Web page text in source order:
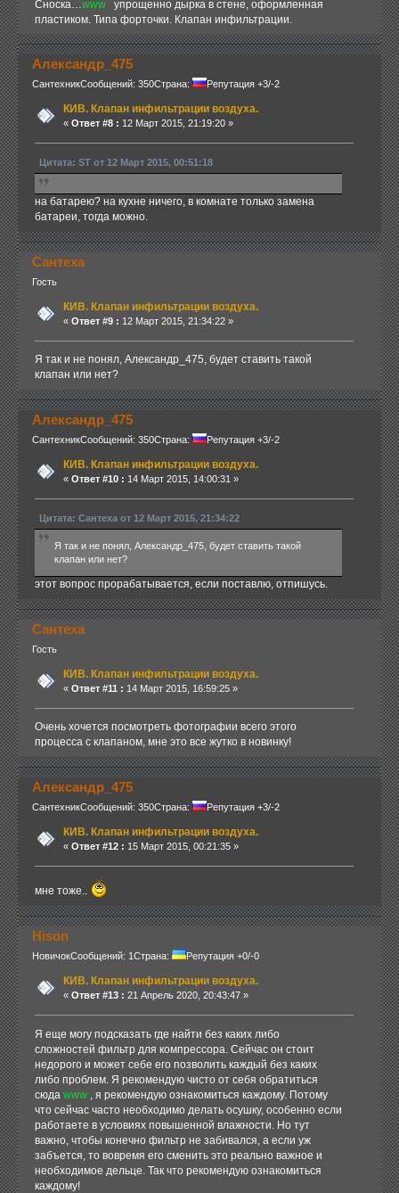
Сноска… wwwупрощенно дырка в стене, оформленная
пластиком. Типа форточки. Клапан инфильтрации.
Александр_475
СантехникСообщений: 350Страна: Репутация +3/-2
КИВ. Клапан инфильтрации воздуха.
« Ответ #8 : 12 Март 2015, 21:19:20 »
Цитата: ST от 12 Март 2015, 00:51:18
на батарею? на кухне ничего, в комнате только замена
батареи, тогда можно.
Сантеха
Гость
КИВ. Клапан инфильтрации воздуха.
« Ответ #9 : 12 Март 2015, 21:34:22 »
Я так и не понял, Александр_475, будет ставить такой
клапан или нет?
Александр_475
СантехникСообщений: 350Страна: Репутация +3/-2
КИВ. Клапан инфильтрации воздуха.
« Ответ #10 : 14 Март 2015, 14:00:31 »
Цитата: Сантеха от 12 Март 2015, 21:34:22
Я так и не понял, Александр_475, будет ставить такой
клапан или нет?
этот вопрос прорабатывается, если поставлю, отпишусь.
Сантеха
Гость
КИВ. Клапан инфильтрации воздуха.
« Ответ #11 : 14 Март 2015, 16:59:25 »
Очень хочется посмотреть фотографии всего этого
процесса с клапаном, мне это все жутко в новинку!
Александр_475
СантехникСообщений: 350Страна: Репутация +3/-2
КИВ. Клапан инфильтрации воздуха.
« Ответ #12 : 15 Март 2015, 00:21:35 »
мне тоже..
Hison
НовичокСообщений: 1Страна: Репутация +0/-0
КИВ. Клапан инфильтрации воздуха.
« Ответ #13 : 21 Апрель 2020, 20:43:47 »
Я еще могу подсказать где найти без каких либо
сложностей фильтр для компрессора. Сейчас он стоит
недорого и может себе его позволить каждый без каких
либо проблем. Я рекомендую чисто от себя обратиться
сюда www, я рекомендую ознакомиться каждому. Потому
что сейчас часто необходимо делать осушку, особенно если
работаете в условиях повышенной влажности. Но тут
важно, чтобы конечно фильтр не забивался, а если уж
забъется, то вовремя его сменить это реально важное и
необходимое дельце. Так что рекомендую ознакомиться
каждому!